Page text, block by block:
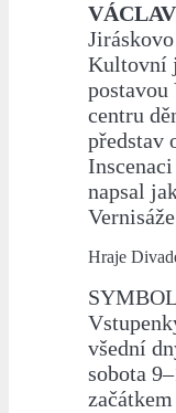
Kultovní
postavou
centru
představ
napsal
Hraje
všední
sobota